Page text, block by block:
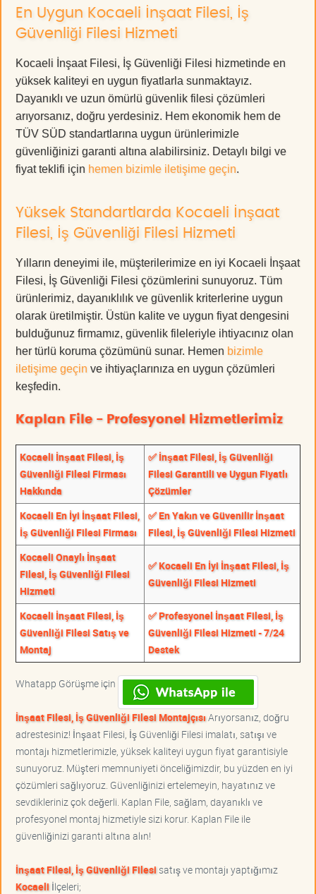
En Uygun Kocaeli İnşaat Filesi, İş
Güvenliği Filesi Hizmeti
Kocaeli İnşaat Filesi, İş Güvenliği Filesi hizmetinde en
yüksek kaliteyi en uygun fiyatlarla sunmaktayız.
Dayanıklı ve uzun ömürlü güvenlik filesi çözümleri
arıyorsanız, doğru yerdesiniz. Hem ekonomik hem de
TÜV SÜD standartlarına uygun ürünlerimizle
güvenliğinizi garanti altına alabilirsiniz. Detaylı bilgi ve
fiyat teklifi için hemen bizimle iletişime geçin.
Yüksek Standartlarda Kocaeli İnşaat
Filesi, İş Güvenliği Filesi Hizmeti
Yılların deneyimi ile, müşterilerimize en iyi Kocaeli İnşaat
Filesi, İş Güvenliği Filesi çözümlerini sunuyoruz. Tüm
ürünlerimiz, dayanıklılık ve güvenlik kriterlerine uygun
olarak üretilmiştir. Üstün kalite ve uygun fiyat dengesini
bulduğunuz firmamız, güvenlik fileleriyle ihtiyacınız olan
her türlü koruma çözümünü sunar. Hemen bizimle
iletişime geçin ve ihtiyaçlarınıza en uygun çözümleri
keşfedin.
Kaplan File - Profesyonel Hizmetlerimiz
Kocaeli İnşaat Filesi, İş
Güvenliği Filesi Firması
Hakkında
✅ İnşaat Filesi, İş Güvenliği
Filesi Garantili ve Uygun Fiyatlı
Çözümler
Kocaeli En İyi İnşaat Filesi,
İş Güvenliği Filesi Firması
✅ En Yakın ve Güvenilir İnşaat
Filesi, İş Güvenliği Filesi Hizmeti
Kocaeli Onaylı İnşaat
Filesi, İş Güvenliği Filesi
Hizmeti
✅ Kocaeli En İyi İnşaat Filesi, İş
Güvenliği Filesi Hizmeti
Kocaeli İnşaat Filesi, İş
Güvenliği Filesi Satış ve
Montaj
✅ Profesyonel İnşaat Filesi, İş
Güvenliği Filesi Hizmeti - 7/24
Destek
Whatapp Görüşme için
İnşaat Filesi, İş Güvenliği Filesi MontajçısıArıyorsanız, doğru
adrestesiniz! İnşaat Filesi, İş Güvenliği Filesi imalatı, satışı ve
montajı hizmetlerimizle, yüksek kaliteyi uygun fiyat garantisiyle
sunuyoruz. Müşteri memnuniyeti önceliğimizdir, bu yüzden en iyi
çözümleri sağlıyoruz. Güvenliğinizi ertelemeyin, hayatınız ve
sevdikleriniz çok değerli. Kaplan File, sağlam, dayanıklı ve
profesyonel montaj hizmetiyle sizi korur. Kaplan File ile
güvenliğinizi garanti altına alın!
İnşaat Filesi, İş Güvenliği Filesisatış ve montajı yaptığımız
Kocaeli İlçeleri;